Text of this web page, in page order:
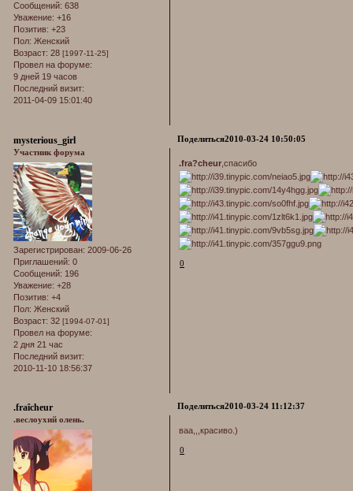
Сообщений: 638
Уважение: +16
Позитив: +23
Пол: Женский
Возраст: 28 [1997-11-25]
Провел на форуме:
9 дней 19 часов
Последний визит:
2011-04-09 15:01:40
Поделиться2010-03-24 10:50:05
mysterious_girl
Участник форума
Зарегистрирован: 2009-06-26
Приглашений: 0
Сообщений: 196
Уважение: +28
Позитив: +4
Пол: Женский
Возраст: 32 [1994-07-01]
Провел на форуме:
2 дня 21 час
Последний визит:
2010-11-10 18:56:37
.fra?cheur ,спасибо
0
Поделиться2010-03-24 11:12:37
.fraîcheur
.веслоухий олень.
ваа,,,красиво.)
0